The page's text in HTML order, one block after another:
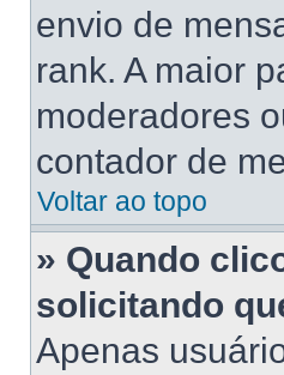
envio de
rank. A maior
moderadores
contador de
Voltar ao topo
» Quando
solicitando
Apenas